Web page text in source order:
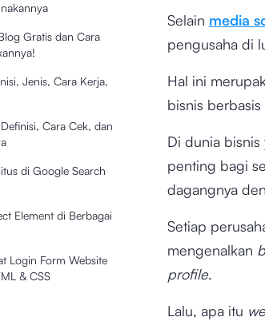
Gratis dan Cara
Jenis, Cara Kerja,
Cara Cek, dan
di Google Search
Element di Berbagai
Login Form Website
& CSS
Selain media
pengusaha di
Hal ini
bisnis
Di dunia
penting bagi
dagangnya
Setiap
mengenalkan
profile.
Lalu, apa itu